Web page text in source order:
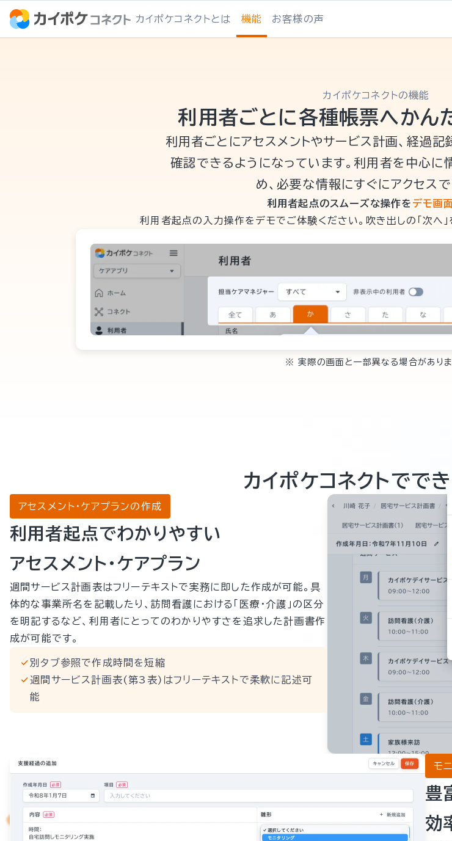
カイポケコネクトとは 機能 お客様の声
カイポケコネクトの機能
利用者ごとに各種帳票へかん
利用者ごとにアセスメントやサービス計画、経過
確認できるようになっています。利用者を中心に
め、必要な情報にすぐにアクセスで
利用者起点のスムーズな操作を デモ画面
利用者起点の入力操作をデモでご体験ください。吹き出しの「次へ」
※ 実際の画面と一部異なる場合がありま
カイポケコネクトでで
アセスメント・ケアプランの作成
利用者起点でわかりやすい
アセスメント・ケアプラン
週間サービス計画表はフリーテキストで実務に即した作成が可能。具
体的な事業所名を記載したり、訪問看護における「医療・介護」の区分
を明記するなど、利用者にとってのわかりやすさを追求した計画書作
成が可能です。
別タブ参照で作成時間を短縮
週間サービス計画表(第3表)はフリーテキストで柔軟に記述可
能
モ
豊
効